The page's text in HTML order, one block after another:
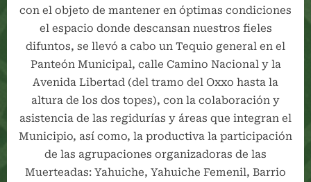
con el objeto de mantener en óptimas condiciones
el espacio donde descansan nuestros fieles
difuntos, se llevó a cabo un Tequio general en el
Panteón Municipal, calle Camino Nacional y la
Avenida Libertad (del tramo del Oxxo hasta la
altura de los dos topes), con la colaboración y
asistencia de las regidurías y áreas que integran el
Municipio, así como, la productiva la participación
de las agrupaciones organizadoras de las
Muerteadas: Yahuiche, Yahuiche Femenil, Barrio